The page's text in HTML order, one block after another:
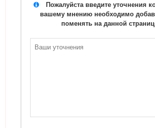
Пожалуйста введите уточнения
вашему мнению необходимо
поменять на данной